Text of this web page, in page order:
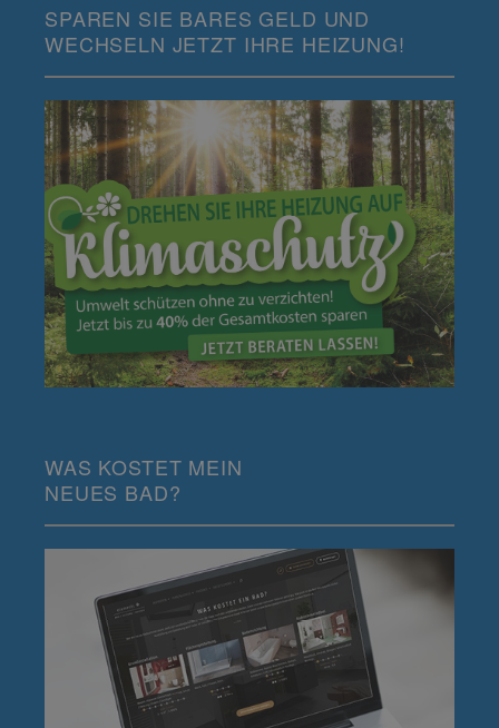
SPAREN SIE BARES GELD UND
WECHSELN JETZT IHRE HEIZUNG!
WAS KOSTET MEIN
NEUES BAD?